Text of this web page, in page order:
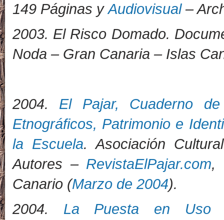
149 Páginas yAudiovisual–
2003. El Risco Domado.
Noda – Gran Canaria – Islas
2004. El Pajar, Cuaderno
Etnográficos, Patrimonio e
la Escuela. Asociación
Autores – RevistaElPajar.com,
Canario (Marzo de 2004).
2004. La Puesta en Uso